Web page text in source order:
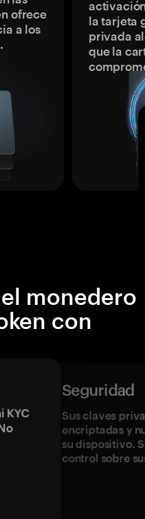
ofrece
a los
la tarjeta
privada
que la
monedero
con
KYC
Seguridad
Sus claves
encriptadas y
su dispositivo.
control sobre